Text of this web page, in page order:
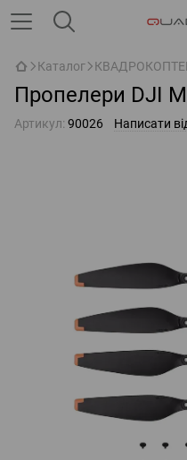
Каталог
Пропелери DJI
Артикул: 90026 Написати